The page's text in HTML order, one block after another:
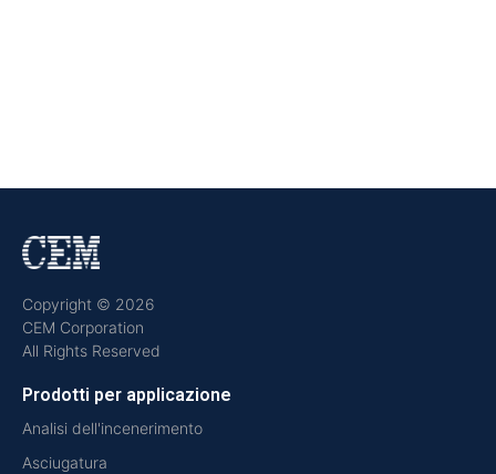
Copyright © 2026
CEM Corporation
All Rights Reserved
Prodotti per applicazione
Analisi dell'incenerimento
Asciugatura